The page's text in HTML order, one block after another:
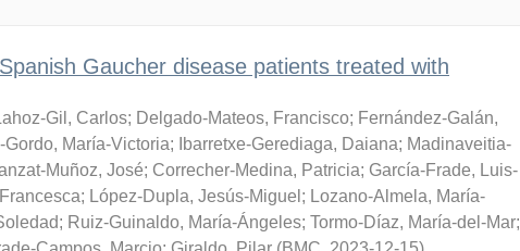
Gaucher disease patients treated with
Gil, Carlos; Delgado-Mateos, Francisco; Fernández-Galán,
Gordo, María-Victoria; Ibarretxe-Gerediaga, Daiana; Madinaveitia-
Muñoz, José; Correcher-Medina, Patricia; García-Frade, Luis-
; López-Dupla, Jesús-Miguel ; Lozano-Almela, María-
; Ruiz-Guinaldo, María-Ángeles; Tormo-Díaz, María-del-Mar;